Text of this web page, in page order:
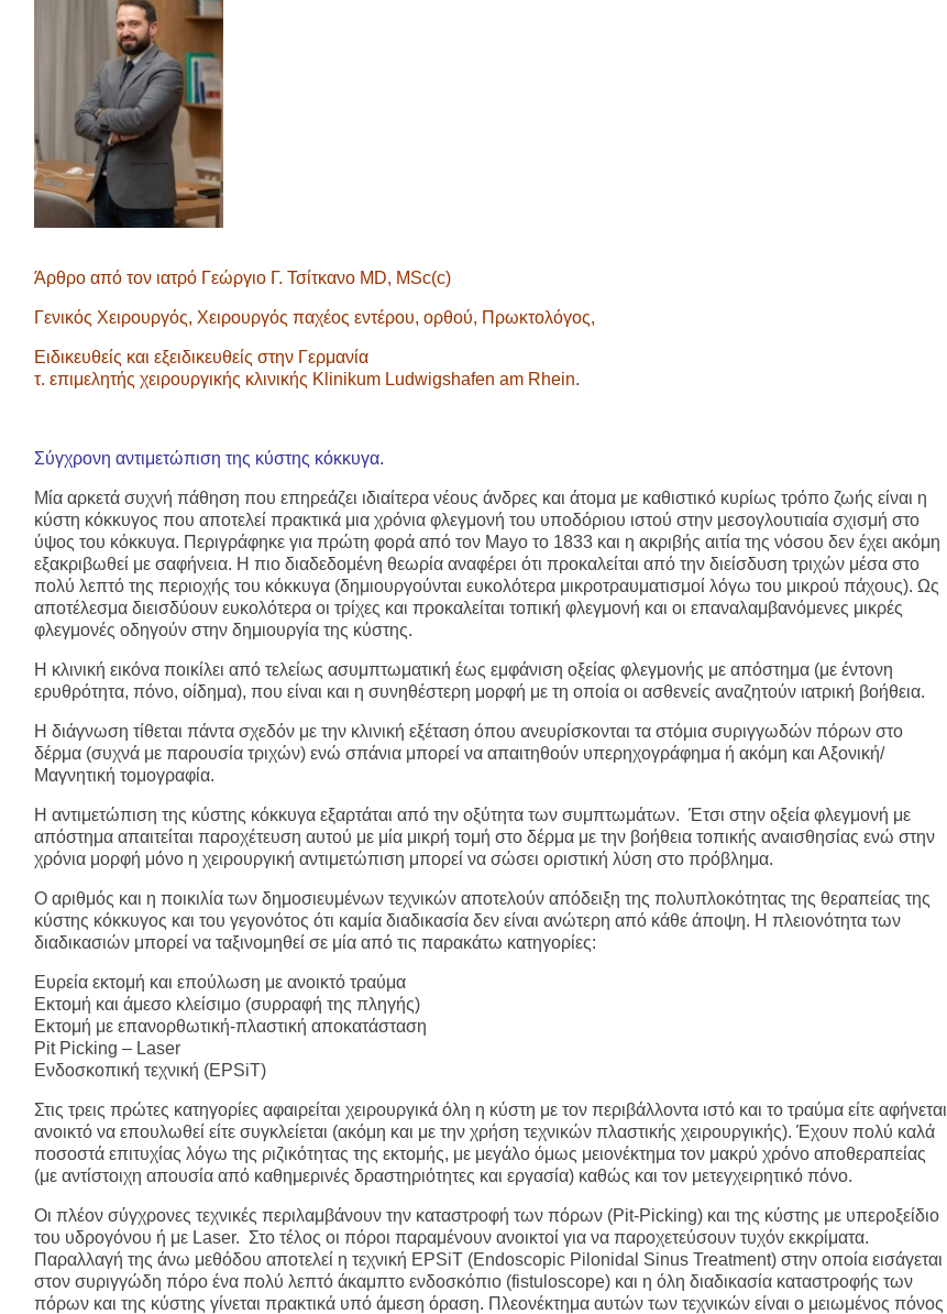
Άρθρο από τον ιατρό Γεώργιο Γ. Τσίτκανο MD, MSc(c)
Γενικός Χειρουργός, Χειρουργός παχέος εντέρου, ορθού, Πρωκτολόγος,
Ειδικευθείς και εξειδικευθείς στην Γερμανία
τ. επιμελητής χειρουργικής κλινικής Klinikum Ludwigshafen am Rhein.
Σύγχρονη αντιμετώπιση της κύστης κόκκυγα.
Μία αρκετά συχνή πάθηση που επηρεάζει ιδιαίτερα νέους άνδρες και άτομα με καθιστικό κυρίως τρόπο ζωής είναι η
κύστη κόκκυγος που αποτελεί πρακτικά μια χρόνια φλεγμονή του υποδόριου ιστού στην μεσογλουτιαία σχισμή στο
ύψος του κόκκυγα. Περιγράφηκε για πρώτη φορά από τον Mayo το 1833 και η ακριβής αιτία της νόσου δεν έχει ακόμη
εξακριβωθεί με σαφήνεια. Η πιο διαδεδομένη θεωρία αναφέρει ότι προκαλείται από την διείσδυση τριχών μέσα στο
πολύ λεπτό της περιοχής του κόκκυγα (δημιουργούνται ευκολότερα μικροτραυματισμοί λόγω του μικρού πάχους). Ως
αποτέλεσμα διεισδύουν ευκολότερα οι τρίχες και προκαλείται τοπική φλεγμονή και οι επαναλαμβανόμενες μικρές
φλεγμονές οδηγούν στην δημιουργία της κύστης.
Η κλινική εικόνα ποικίλει από τελείως ασυμπτωματική έως εμφάνιση οξείας φλεγμονής με απόστημα (με έντονη
ερυθρότητα, πόνο, οίδημα), που είναι και η συνηθέστερη μορφή με τη οποία οι ασθενείς αναζητούν ιατρική βοήθεια.
Η διάγνωση τίθεται πάντα σχεδόν με την κλινική εξέταση όπου ανευρίσκονται τα στόμια συριγγωδών πόρων στο
δέρμα (συχνά με παρουσία τριχών) ενώ σπάνια μπορεί να απαιτηθούν υπερηχογράφημα ή ακόμη και Αξονική/
Μαγνητική τομογραφία.
Η αντιμετώπιση της κύστης κόκκυγα εξαρτάται από την οξύτητα των συμπτωμάτων. Έτσι στην οξεία φλεγμονή με
απόστημα απαιτείται παροχέτευση αυτού με μία μικρή τομή στο δέρμα με την βοήθεια τοπικής αναισθησίας ενώ στην
χρόνια μορφή μόνο η χειρουργική αντιμετώπιση μπορεί να σώσει οριστική λύση στο πρόβλημα.
Ο αριθμός και η ποικιλία των δημοσιευμένων τεχνικών αποτελούν απόδειξη της πολυπλοκότητας της θεραπείας της
κύστης κόκκυγος και του γεγονότος ότι καμία διαδικασία δεν είναι ανώτερη από κάθε άποψη. Η πλειονότητα των
διαδικασιών μπορεί να ταξινομηθεί σε μία από τις παρακάτω κατηγορίες:
Ευρεία εκτομή και επούλωση με ανοικτό τραύμα
Εκτομή και άμεσο κλείσιμο (συρραφή της πληγής)
Εκτομή με επανορθωτική-πλαστική αποκατάσταση
Pit Picking – Laser
Ενδοσκοπική τεχνική (EPSiT)
Στις τρεις πρώτες κατηγορίες αφαιρείται χειρουργικά όλη η κύστη με τον περιβάλλοντα ιστό και το τραύμα είτε αφήνεται
ανοικτό να επουλωθεί είτε συγκλείεται (ακόμη και με την χρήση τεχνικών πλαστικής χειρουργικής). Έχουν πολύ καλά
ποσοστά επιτυχίας λόγω της ριζικότητας της εκτομής, με μεγάλο όμως μειονέκτημα τον μακρύ χρόνο αποθεραπείας
(με αντίστοιχη απουσία από καθημερινές δραστηριότητες και εργασία) καθώς και τον μετεγχειρητικό πόνο.
Οι πλέον σύγχρονες τεχνικές περιλαμβάνουν την καταστροφή των πόρων (Pit-Picking) και της κύστης με υπεροξείδιο
του υδρογόνου ή με Laser. Στο τέλος οι πόροι παραμένουν ανοικτοί για να παροχετεύσουν τυχόν εκκρίματα.
Παραλλαγή της άνω μεθόδου αποτελεί η τεχνική EPSiT (Endoscopic Pilonidal Sinus Treatment) στην οποία εισάγεται
στον συριγγώδη πόρο ένα πολύ λεπτό άκαμπτο ενδοσκόπιο (fistuloscope) και η όλη διαδικασία καταστροφής των
πόρων και της κύστης γίνεται πρακτικά υπό άμεση όραση. Πλεονέκτημα αυτών των τεχνικών είναι ο μειωμένος πόνος